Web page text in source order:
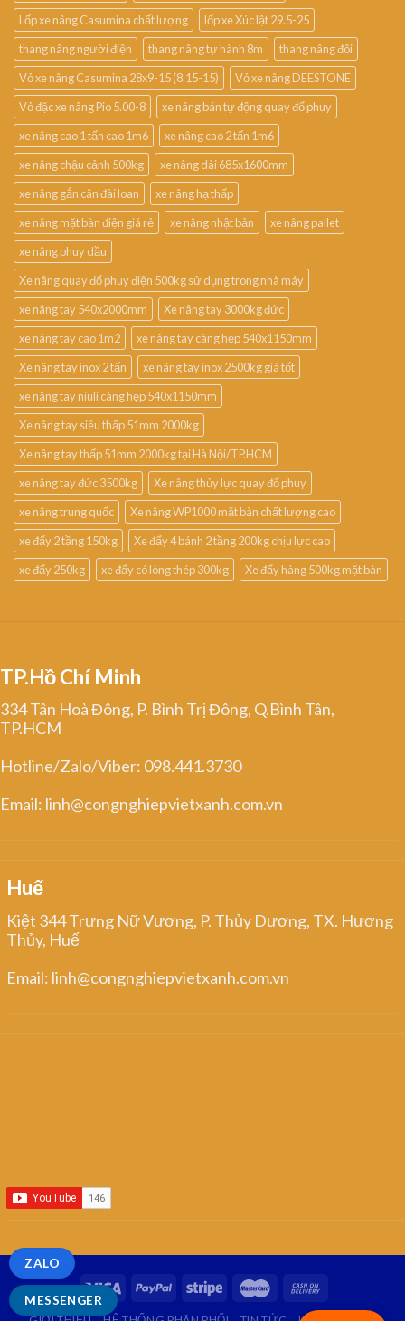
Lốp xe nâng Casumina chất lượng
lốp xe Xúc lật 29.5-25
thang nâng người điện
thang nâng tự hành 8m
thang nâng đôi
Vỏ xe nâng Casumina 28x9-15 (8.15-15)
Vỏ xe nâng DEESTONE
Vỏ đặc xe nâng Pio 5.00-8
xe nâng bán tự động quay đổ phuy
xe nâng cao 1 tấn cao 1m6
xe nâng cao 2 tấn 1m6
xe nâng chậu cảnh 500kg
xe nâng dài 685x1600mm
xe nâng gắn cân đài loan
xe nâng hạ thấp
xe nâng mặt bàn điện giá rẻ
xe nâng nhật bản
xe nâng pallet
xe nâng phuy dầu
Xe nâng quay đổ phuy điện 500kg sử dụng trong nhà máy
xe nâng tay 540x2000mm
Xe nâng tay 3000kg đức
xe nâng tay cao 1m2
xe nâng tay càng hẹp 540x1150mm
Xe nâng tay inox 2 tấn
xe nâng tay inox 2500kg giá tốt
xe nâng tay niuli càng hẹp 540x1150mm
Xe nâng tay siêu thấp 51mm 2000kg
Xe nâng tay thấp 51mm 2000kg tại Hà Nội/TP.HCM
xe nâng tay đức 3500kg
Xe nâng thủy lực quay đổ phuy
xe nâng trung quốc
Xe nâng WP1000 mặt bàn chất lượng cao
xe đẩy 2 tầng 150kg
Xe đẩy 4 bánh 2 tầng 200kg chịu lực cao
xe đẩy 250kg
xe đẩy có lòng thép 300kg Xe đẩy hàng 500kg mặt bàn
TP.Hồ Chí Minh
334 Tân Hoà Đông, P. Bình Trị Đông, Q.Bình Tân,
TP.HCM
Hotline/Zalo/Viber: 098.441.3730
Email: linh@congnghiepvietxanh.com.vn
Huế
Kiệt 344 Trưng Nữ Vương, P. Thủy Dương, TX. Hương
Thủy, Huế
Email: linh@congnghiepvietxanh.com.vn
MESSENGER
ZALO